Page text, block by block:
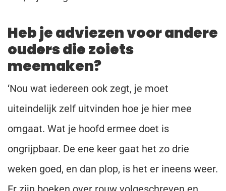
Heb je adviezen voor andere
ouders die zoiets
meemaken?
‘Nou wat iedereen ook zegt, je moet
uiteindelijk zelf uitvinden hoe je hier mee
omgaat. Wat je hoofd ermee doet is
ongrijpbaar. De ene keer gaat het zo drie
weken goed, en dan plop, is het er ineens weer.